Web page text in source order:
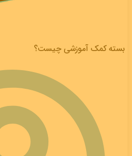
بسته کمک آموزشی چیست؟